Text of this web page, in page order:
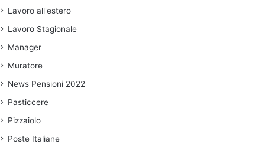
Lavoro all'estero
Lavoro Stagionale
Manager
Muratore
News Pensioni 2022
Pasticcere
Pizzaiolo
Poste Italiane